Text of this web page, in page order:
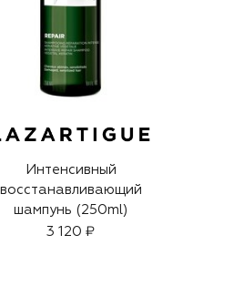
Интенсивный
восстанавливающий
шампунь (250ml)
3 120 ₽